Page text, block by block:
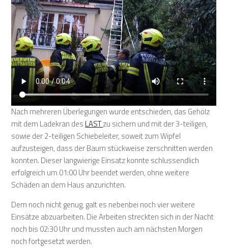
Nach mehreren Überlegungen wurde entschieden, das Gehölz
mit dem Ladekran des LASTzu sichern und mit der 3-teiligen,
sowie der 2-teiligen Schiebeleiter, soweit zum Wipfel
aufzusteigen, dass der Baum stückweise zerschnitten werden
konnten. Dieser langwierige Einsatz konnte schlussendlich
erfolgreich um 01:00 Uhr beendet werden, ohne weitere
Schäden an dem Haus anzurichten.
Dem noch nicht genug, galt es nebenbei noch vier weitere
Einsätze abzuarbeiten. Die Arbeiten streckten sich in der Nacht
noch bis 02:30 Uhr und mussten auch am nächsten Morgen
noch fortgesetzt werden.